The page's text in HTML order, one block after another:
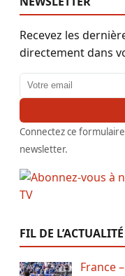
Recevez les
directement dans
Adresse email
Connectez ce
newsletter.
FIL DE
France